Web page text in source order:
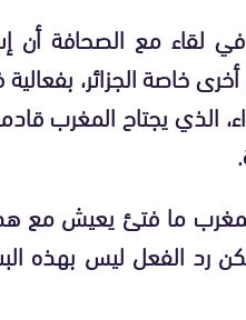
لقاء مع الصحافة
خاصة الجزائر،
الذي يجتاح المغرب
ما فتئ يعيش مع
رد الفعل ليس بهذه